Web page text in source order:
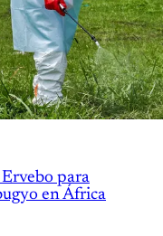
para
en África